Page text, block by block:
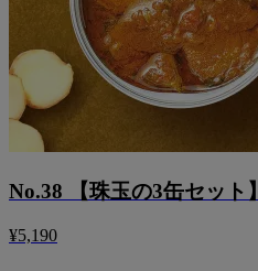
No.38 【珠玉の3缶セット】
¥5,190